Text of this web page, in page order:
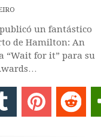
un fantástico
de Hamilton: An
“Wait for it” para su